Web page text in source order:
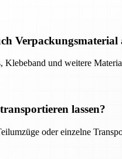
Verpackungsmaterial
Klebeband und weitere
lassen?
oder einzelne